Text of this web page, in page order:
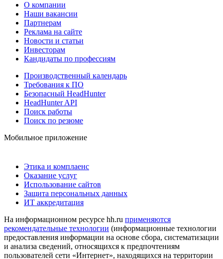
О компании
Наши вакансии
Партнерам
Реклама на сайте
Новости и статьи
Инвесторам
Кандидаты по профессиям
Производственный календарь
Требования к ПО
Безопасный HeadHunter
HeadHunter API
Поиск работы
Поиск по резюме
Мобильное приложение
Этика и комплаенс
Оказание услуг
Использование сайтов
Защита персональных данных
ИТ аккредитация
На информационном ресурсе hh.ru применяются
рекомендательные технологии (информационные технологии
предоставления информации на основе сбора, систематизации
и анализа сведений, относящихся к предпочтениям
пользователей сети «Интернет», находящихся на территории